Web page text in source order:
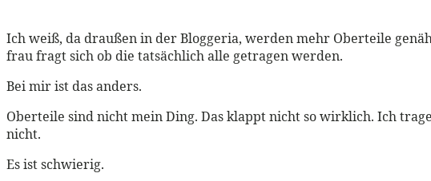
Ich weiß, da draußen in der Bloggeria, werden mehr Oberteile
frau fragt sich ob die tatsächlich alle getragen werden.
Bei mir ist das anders.
Oberteile sind nicht mein Ding. Das klappt nicht so wirklich. Ich
nicht.
Es ist schwierig.